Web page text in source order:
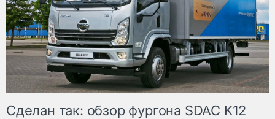
Сделан так: обзор фургона SDAC K12